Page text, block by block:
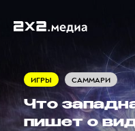
ИГРЫ САММАРИ
Что
пишет о